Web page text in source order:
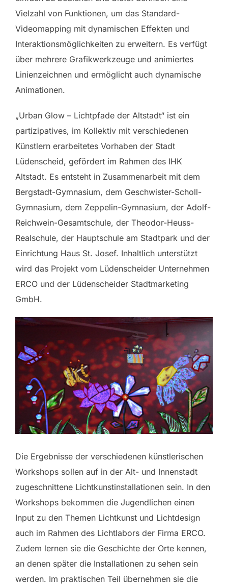
Vielzahl von Funktionen, um das Standard-
Videomapping mit dynamischen Effekten und
Interaktionsmöglichkeiten zu erweitern. Es verfügt
über mehrere Grafikwerkzeuge und animiertes
Linienzeichnen und ermöglicht auch dynamische
Animationen.
„Urban Glow – Lichtpfade der Altstadt“ ist ein
partizipatives, im Kollektiv mit verschiedenen
Künstlern erarbeitetes Vorhaben der Stadt
Lüdenscheid, gefördert im Rahmen des IHK
Altstadt. Es entsteht in Zusammenarbeit mit dem
Bergstadt-Gymnasium, dem Geschwister-Scholl-
Gymnasium, dem Zeppelin-Gymnasium, der Adolf-
Reichwein-Gesamtschule, der Theodor-Heuss-
Realschule, der Hauptschule am Stadtpark und der
Einrichtung Haus St. Josef. Inhaltlich unterstützt
wird das Projekt vom Lüdenscheider Unternehmen
ERCO und der Lüdenscheider Stadtmarketing
GmbH.
Die Ergebnisse der verschiedenen künstlerischen
Workshops sollen auf in der Alt- und Innenstadt
zugeschnittene Lichtkunstinstallationen sein. In den
Workshops bekommen die Jugendlichen einen
Input zu den Themen Lichtkunst und Lichtdesign
auch im Rahmen des Lichtlabors der Firma ERCO.
Zudem lernen sie die Geschichte der Orte kennen,
an denen später die Installationen zu sehen sein
werden. Im praktischen Teil übernehmen sie die